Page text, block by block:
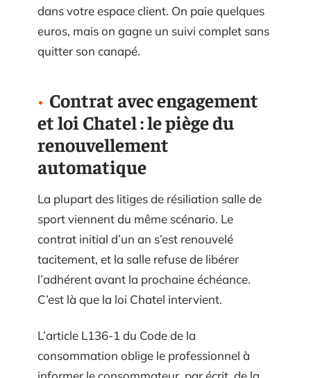
dans votre espace client. On paie quelques
euros, mais on gagne un suivi complet sans
quitter son canapé.
Contrat avec engagement
et loi Chatel : le piège du
renouvellement
automatique
La plupart des litiges de résiliation salle de
sport viennent du même scénario. Le
contrat initial d’un an s’est renouvelé
tacitement, et la salle refuse de libérer
l’adhérent avant la prochaine échéance.
C’est là que la loi Chatel intervient.
L’article L136-1 du Code de la
consommation oblige le professionnel à